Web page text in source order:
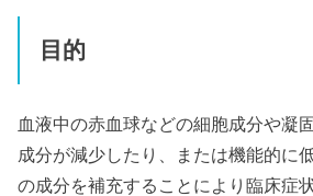
目的
血液中の赤血球などの細胞成分や凝
成分が減少したり、または機能的に
の成分を補充することにより臨床症